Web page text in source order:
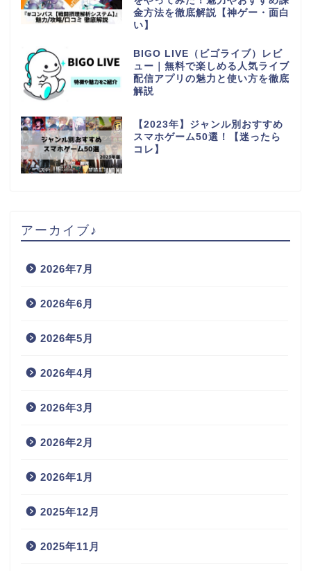
金方法を徹底解説【神ゲー・面白
い】
BIGO LIVE（ビゴライブ）レビ
ュー｜無料で楽しめる人気ライブ
配信アプリの魅力と使い方を徹底
解説
【2023年】ジャンル別おすすめ
スマホゲーム50選！【迷ったら
コレ】
アーカイブ♪
2026年7月
2026年6月
2026年5月
2026年4月
2026年3月
2026年2月
2026年1月
2025年12月
2025年11月